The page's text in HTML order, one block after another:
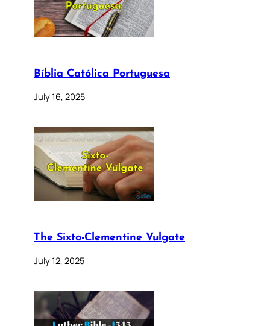
Bíblia Católica Portuguesa
July 16, 2025
The Sixto-Clementine Vulgate
July 12, 2025